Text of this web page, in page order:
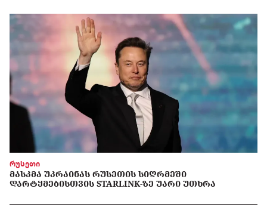
რუსეთი
ᲛᲐᲡᲙᲛᲐ ᲣᲙᲠᲐᲘᲜᲐᲡ ᲠᲣᲡᲔᲗᲘᲡ ᲡᲘᲦᲠᲛᲔᲨᲘ
ᲓᲐᲠᲢᲧᲛᲔᲑᲘᲡᲗᲕᲘᲡ STARLINK-ᲖᲔ ᲣᲐᲠᲘ ᲣᲗᲮᲠᲐ